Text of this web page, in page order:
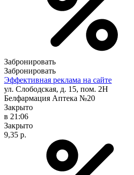
Забронировать
Забронировать
Эффективная реклама на сайте
ул. Слободская, д. 15, пом. 2Н
Белфармация Аптека №20
Закрыто
в 21:06
Закрыто
9,35 р.